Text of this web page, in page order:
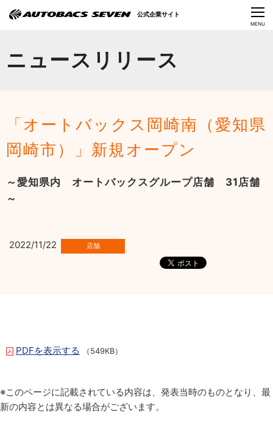
CLOSE
MENU
ニュースリリース
「オートバックス岡崎南（愛知県
岡崎市）」新規オープン
～愛知県内 オートバックスグループ店舗 31店舗
～
2022/11/22
PDFを表示する （549KB）
公式企業サイト
サステナビリティ
Language
※このページに記載されている内容は、発表当時のものとなり、最
新の内容とは異なる場合がございます。